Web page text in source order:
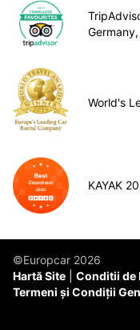
World's
KAYAK
©Europcar 2026
Hartă Site
Conditii de
Termeni și Condiții